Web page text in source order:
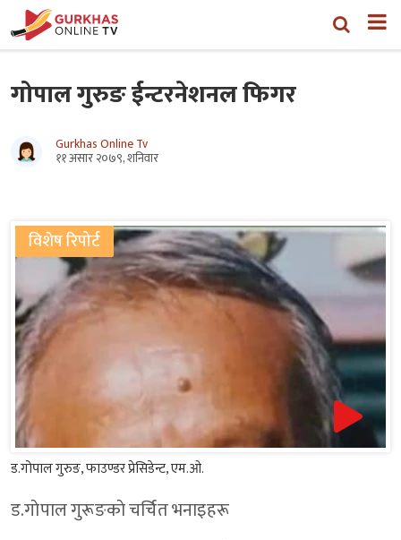
गोपाल गुरुङ ईन्टरनेशनल फिगर
Gurkhas Online Tv
११ असार २०७९, शनिवार
विशेष रिपोर्ट
ड.गोपाल गुरुङ, फाउण्डर प्रेसिडेन्ट, एम.ओ.
ड.गाेपाल गुरूङकाे चर्चित भनाइहरू